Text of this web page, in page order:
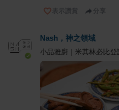
表示讚賞 分享
Nash，神之領域
小品雅廚｜米其林必比